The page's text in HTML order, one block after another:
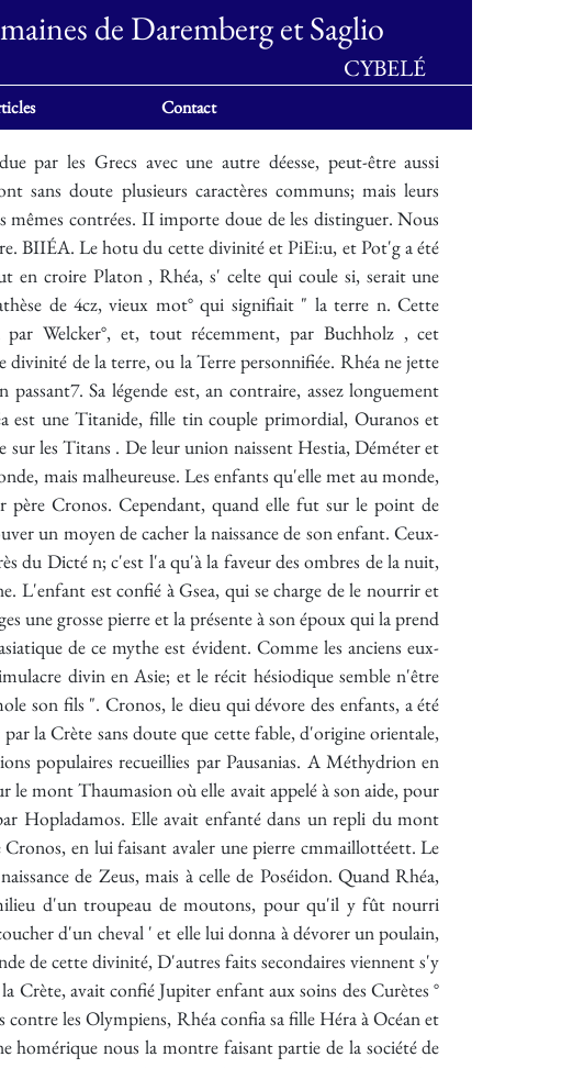
de Daremberg et Saglio
CYBELÉ
Contact
que le culte de Rhéa fut peu répandu en Grèce, ou y disparut de bonne heure. Au temps de Diodore, les Crétois du pays de Gnosse ne pouvaient plus montrer que les fondements d'un temple de Rhéa au milieu d'un vieux bois de cyprès °t. Pausanias ne cite qu'un naos, consacré à Cronos et à Rhéa, dans le péribole du temple de Jupiter Olympien à Athènes n Mais la religion de Rhéa paraît s'ètre conservée en Arcadie jusque sous la domination romaine, Près de Méthydrion, le sanctuaire de la déesse était une caverne située au sommet du mont Thaumasion; les prêtresses de Rhéa avaient seules le droit d'y pénétrer". Les légendes que l'on racontait près de Mantinée, sur le mont Alésion, sur le Lycée et à Phigalie n, nous autorisent à supposer l'existence d'un culte antique de Rhéa aux mêmes endroits. En dehors de l'Arcadie, on n'en trouve plus de traces31 qu'en Béotie, à Platées et à Chéronée3° ; encore est-il possible que Pausanias, à qui l'on doit ce renseignement, ait confondu Rhéa avec Cybèle. Les représentations artistiques de Rhéa paraissent avoir été peu nombreuses dans l'antiquité. Elles se rapportent toutes, d'ailleurs, au mythe de la naissance de Zeus. Sur l'une des faces de l'autel de Jupiter qui est au Musée du Capitole, on voit Rhéa assise sur le sol, le bras droit appuyé à un rocher, levant la main gauche en suppliante. CYB 1679 -. C YB Au moment d'enfanter, elle implore, dans son angoisse maternelle, flua et Ouranos n• A Tégée, sur l'autel d'Athèna Aléa, étaient figurées Rhéa et la nymphe Oinoè, tenant dans leurs mains le nouveau-lié; de chaque côté étaient groupées quatre Nymphes38, celles sans doute qui avaient assisté la mère, et qui avaient fait sa toilette après l'accouchement . Le stratagème de Rhéa, ce que les Grecs appelaient l'évt(loç iCI00 "°, avait dît être un des thèmes favoris des artistes. Quand on entrait, k Platées, dans le temple d'Hèra, on voyait la mère de Zeus présentant h Cronos la pierre emmaillottée: ce groupe, de marbre peutélique, était l'oeuvre de Praxitèle45, qui eut sans doute des imitateurs. Nous trouvons ce même sujet sur l'autel du Capitole cité plus haut' (fig. 22401. Un vase peint k figures rouges, de la collection Pourtalès nous offre également cette représentation, mais avec des détails différents. Cronos est debout au lieu d'être assis; derrière Rhéa se tiennent deux jeunes filles, dont l'une paraît cacher quelque chose dans son péplos. M. de Witte reconnaît dans ces deux jeunes filles les nymphes Ida et Adrastée: l'objet qu'Adrastée dissimule sous les plis de son péplos ne serait autre chose que le petit Jupiter. Sur une autre face de l'autel du Capitole (voy. p. 220, fig. 245), où est représenté Zens enfant allaité par la chèvre Amalthée, tandis que deux Curètes dansent la pyrrhique, quelques-uns croient reconnaître Rhéa dans la déesse ) couronne tonrelée qui assiste à cette scène. Suivant Wieseler", cette déesse est Adrastée; suivant Braun u c'est l'île de Crète personnifiée. Peut-être faut-il y voir flua assimilée hfiybèle, puisque flua, d'après le récit de la Théogonie, a été chargée de nourrir et d'élever en Crète Jupiter enfant. La légende de Rhéa a laissé aussi quelques traces sur les monnaies. Une médaille de Laodicée de Phrygie, h l'effigie de Caracalla, présente, au revers, l'image de Rhéa emportant dans ses bras le jeune Jupiter, tandis que quatre Corybantes frappent sur le tympanum. Une monnaie d'Apamée, au type de Bécius, nous montre également Rhéa emportant Zens enfant : trois Corybantes élèvent au-dessus d'elle leurs boucliers (fig. 2241). Ces représen talions témoignent de la confusion qui, kl'époque. romaine, défait produite, en Phrygie méfie, entre la déesse ïiht'ygietine et la déesse cré toise qui lui avait été identifiée. rents noms. Lieux où elle était honorée. Au témoignage des anciens, la déesse KsuX'g, qui, particulièrementen Lydie et en baie °°, s'appelait encore Ku(b'aè, devait son nom k l'une des montagnes où elle était adorée °. Mais ces monts Cvbéla (b Kéét).n 6'p), dénI ni Strabon, ni aucun autre écrivain n'indique la position géographique, n'ont peut-être jamais existé que dans l'imagination de ceux qui, les premiers, ont voulu expliquer le nom de Cybèle5t. Ce nom est probablement phrygien. Si le renseignement donné par Hésychiits est exact, le mot séétix rappell